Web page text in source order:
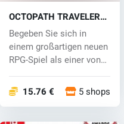
OCTOPATH TRAVELER
(Switch) key
Begeben Sie sich in
einem großartigen neuen
RPG-Spiel als einer von
15.76 € 5 shops